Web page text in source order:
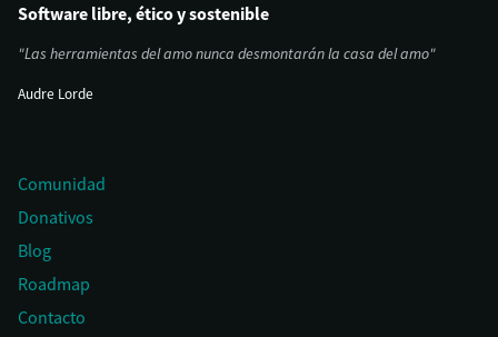
Software libre, ético y sostenible
"Las herramientas del amo nunca desmontarán la casa del amo"
Audre Lorde
Comunidad
Donativos
Blog
Roadmap
Contacto